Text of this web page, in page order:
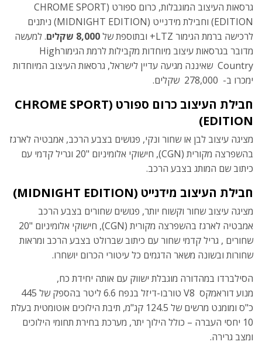
גרסאות העיצוב המוגבלות, כרום ספורט (CHROME SPORT
EDITION) וחבילת מידנייט (MIDNIGHT EDITION) ניתנים
לרכישה ברמת הגימור LTZ+ ובתוספת של
8,000 שקלים
. למעשה
מדובר בגרסאות עיצוב מיוחדות מקבילות לרמת הגימורHigh
Country שאיננה מגיעה עדיין לישראל, גרסאות העיצוב המיוחדות
ימכרו ב- 278,000 שקלים.
חבילת העיצוב כרום ספורט (CHROME SPORT
EDITION
)
מציגה עיצוב לבן או שחור ונקי, פגושים בצבע הרכב, אמבטיה לארגז
בהשפרצה מקורית (CGN), חישוקי אלומיניום "20 וגריל קדמי עם
כיתוב שם המותג בצבע הרכב.
חבילת העיצוב מידנייט (MIDNIGHT EDITION
)
מציגה עיצוב שחור וקשוח יותר, פגושים שחורים בצבע הרכב
אמבטיה לארגז בהשפרצה מקורית (CGN), חישוקי אלומיניום "20
שחורים , גריל קדמי שחור עם כיתוב שברולט בצבע הרכב ומראות
שחורות ובשונה משאר הדגמים כל עיטורי הכרום יושחרו.
הסילברדו במהדורה מוגבלת ישווק עם אותה יחידת כח,
מנוע דוראמקס V8 טורבו-דיזל בנפח 6.6 ליטר בהספק של 445
כ"ס ומומנט מרשים של 124.5 קג"מ, תיבת הילוכים אוטומטית בעלת
10 יחסי העברה – כולל הילוך יתר, מערכת בחירת תחומי הילוכים
ומצב גרירה.